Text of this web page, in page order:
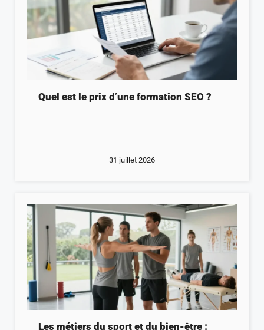
Quel est le prix d’une formation SEO ?
31 juillet 2026
Les métiers du sport et du bien-être :